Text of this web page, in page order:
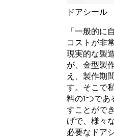
ドアシール
「一般的に
コストが非
現実的な製
が、金型製
え、製作期
す。そこで
料の1つであ
すことがで
げで、様々
必要なドア